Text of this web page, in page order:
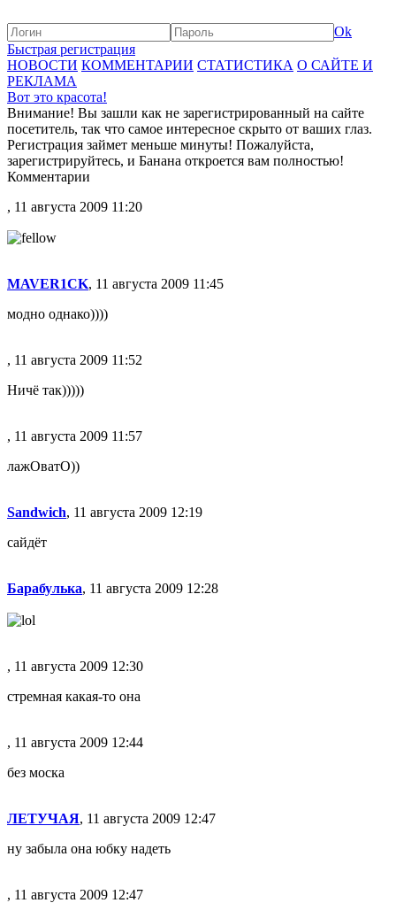
Ok
Быстрая регистрация
НОВОСТИ КОММЕНТАРИИ СТАТИСТИКА О САЙТЕ И
РЕКЛАМА
Вот это красота!
Внимание! Вы зашли как не зарегистрированный на сайте
посетитель, так что самое интересное скрыто от ваших глаз.
Регистрация займет меньше минуты! Пожалуйста,
зарегистрируйтесь, и Банана откроется вам полностью!
Комментарии
, 11 августа 2009 11:20
MAVER1CK, 11 августа 2009 11:45
модно однако))))
, 11 августа 2009 11:52
Ничё так)))))
, 11 августа 2009 11:57
лажОватО))
Sandwich, 11 августа 2009 12:19
сайдёт
Барабулька, 11 августа 2009 12:28
, 11 августа 2009 12:30
стремная какая-то она
, 11 августа 2009 12:44
без моска
ЛЕТУЧАЯ, 11 августа 2009 12:47
ну забыла она юбку надеть
, 11 августа 2009 12:47